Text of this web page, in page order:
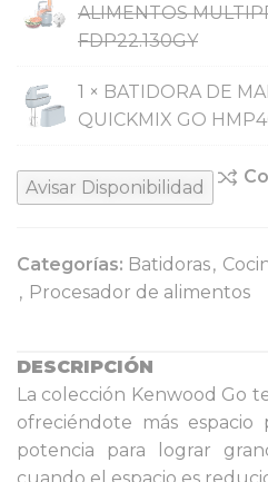
ALIMENTOS
FDP22.130GY
1 × BATIDORA DE
QUICKMIX GO
Categorías: Batidoras,
, Procesador de alimentos
DESCRIPCIÓN
La colección Kenwood Go
ofreciéndote más
potencia para lograr
cuando el espacio es